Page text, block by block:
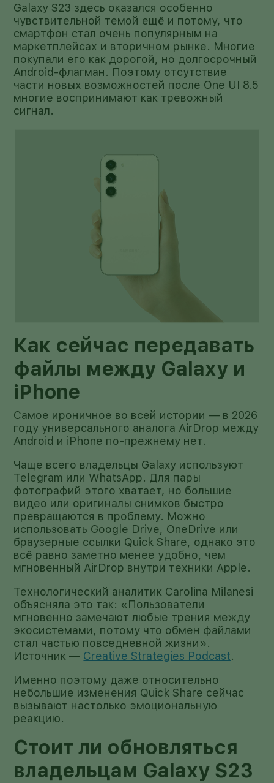
Galaxy S23 здесь оказался особенно
чувствительной темой ещё и потому, что
смартфон стал очень популярным на
маркетплейсах и вторичном рынке. Многие
покупали его как дорогой, но долгосрочный
Android-флагман. Поэтому отсутствие
части новых возможностей после One UI 8.5
многие воспринимают как тревожный
сигнал.
Как сейчас передавать
файлы между Galaxy и
iPhone
Самое ироничное во всей истории — в 2026
году универсального аналога AirDrop между
Android и iPhone по-прежнему нет.
Чаще всего владельцы Galaxy используют
Telegram или WhatsApp. Для пары
фотографий этого хватает, но большие
видео или оригиналы снимков быстро
превращаются в проблему. Можно
использовать Google Drive, OneDrive или
браузерные ссылки Quick Share, однако это
всё равно заметно менее удобно, чем
мгновенный AirDrop внутри техники Apple.
Технологический аналитик Carolina Milanesi
объясняла это так: «Пользователи
мгновенно замечают любые трения между
экосистемами, потому что обмен файлами
стал частью повседневной жизни».
Источник — Creative Strategies Podcast.
Именно поэтому даже относительно
небольшие изменения Quick Share сейчас
вызывают настолько эмоциональную
реакцию.
Стоит ли обновляться
владельцам Galaxy S23